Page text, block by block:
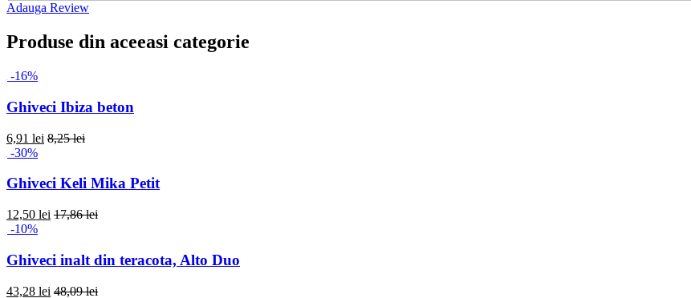
Adauga Review
Produse din aceeasi categorie
-16%
Ghiveci Ibiza beton
6,91 lei 8,25 lei
-30%
Ghiveci Keli Mika Petit
12,50 lei 17,86 lei
-10%
Ghiveci inalt din teracota, Alto Duo
43,28 lei 48,09 lei